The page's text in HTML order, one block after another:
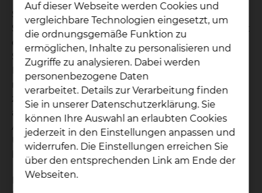
Sollte es die Situation während der
Schwangerschaft, der Geburt oder im Wochenbett
erfordern, können jederzeit Spezialistinnen und
Spezialisten aus allen Fachrichtungen für Sie oder
Ihr Kind im Hause hinzugezogen werden. Bei
mütterlichen Problemen können wir Sie
zusammen mit den Kolleginnen und Kollegen fast
aller ärztlichen Disziplinen, insbesondere der
Anästhesie, Radiologie, Innere Medizin, Chirurgie,
Urologie, Neurologie und Neurochirurgie
betreuen.
Es sind rund um die Uhr Kinderärztinnen und
Auf dieser Webseite werden Cookies und
vergleichbare Technologien eingesetzt, um
die ordnungsgemäße Funktion zu
ermöglichen, Inhalte zu personalisieren und
Zugriffe zu analysieren. Dabei werden
personenbezogene Daten
verarbeitet. Details zur Verarbeitung finden
Sie in unserer Datenschutzerklärung. Sie
können Ihre Auswahl an erlaubten Cookies
jederzeit in den Einstellungen anpassen und
widerrufen. Die Einstellungen erreichen Sie
über den entsprechenden Link am Ende der
Webseiten.